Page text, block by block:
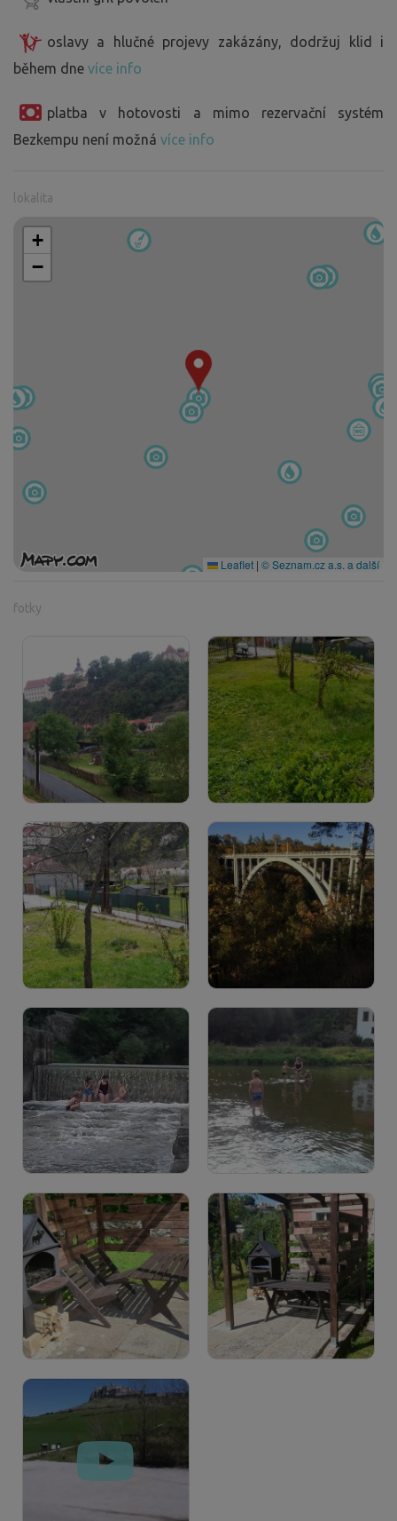
oslavy a hlučné projevy zakázány, dodržuj klid i
během dne více info
platba v hotovosti a mimo rezervační systém
Bezkempu není možná více info
lokalita
+
−
Leaflet | © Seznam.cz a.s. a další
fotky